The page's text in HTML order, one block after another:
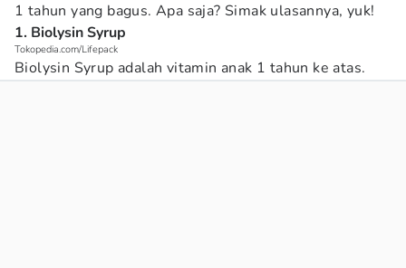
1 tahun yang bagus. Apa saja? Simak ulasannya, yuk!
1. Biolysin Syrup
Tokopedia.com/Lifepack
Biolysin Syrup adalah vitamin anak 1 tahun ke atas.